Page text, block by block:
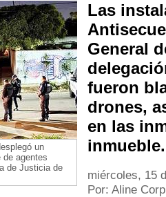
un
de agentes
de Justicia de
Las
General
fueron
drones,
en las
inmueble.
miércoles, 15
Por: Aline